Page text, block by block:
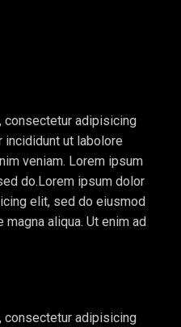
consectetur adipisicing
ut labolore
veniam. Lorem ipsum
do.Lorem ipsum dolor
elit, sed do eiusmod
aliqua. Ut enim ad
consectetur adipisicing